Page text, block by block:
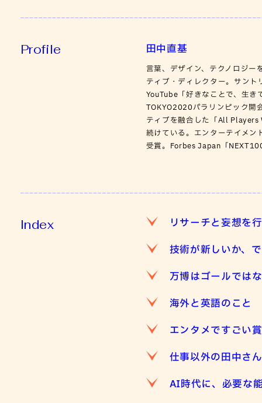
Profile 田中直基
言葉、デザイン、テクノロジ
ティブ・ディレクター。サン
YouTube「好きなことで、生
TOKYO2020パラリンピック開
ティブを融合した「All
続けている。エンターテイメ
受賞。Forbes Japan「
Index
リサーチと妄想を
技術が新しいか、
万博はゴールでは
海外と英語のこと
エンタメですごい
仕事以外の田中さ
AI時代に、必要な